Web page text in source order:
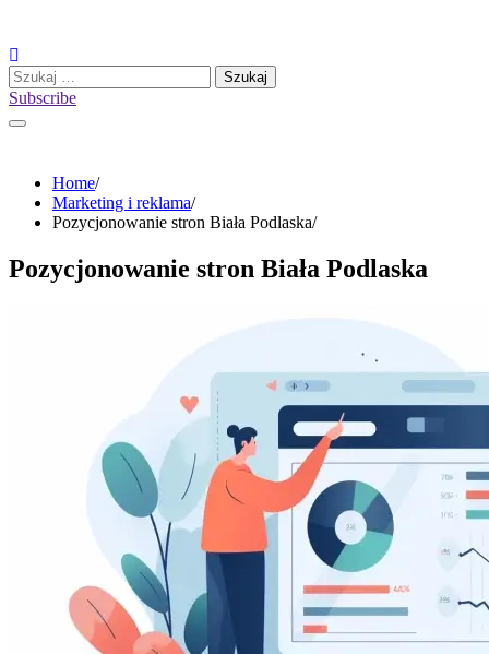
content
Szukaj:
Subscribe
Home
Marketing i reklama
Pozycjonowanie stron Biała Podlaska
Pozycjonowanie stron Biała Podlaska